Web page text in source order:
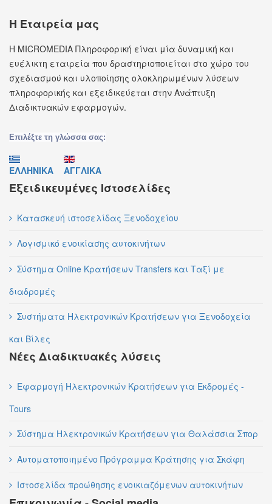
Η Εταιρεία μας
Η MICROMEDIA Πληροφορική είναι μία δυναμική και
ευέλικτη εταιρεία που δραστηριοποιείται στο χώρο του
σχεδιασμού και υλοποίησης ολοκληρωμένων λύσεων
πληροφορικής και εξειδικεύεται στην Ανάπτυξη
Διαδικτυακών εφαρμογών.
Επιλέξτε τη γλώσσα σας:
ΕΛΛΗΝΙΚΑ ΑΓΓΛΙΚΑ
Εξειδικευμένες Ιστοσελίδες
Κατασκευή ιστοσελίδας Ξενοδοχείου
Λογισμικό ενοικίασης αυτοκινήτων
Σύστημα Online Κρατήσεων Transfers και Ταξί με
διαδρομές
Συστήματα Ηλεκτρονικών Κρατήσεων για Ξενοδοχεία
και Βίλες
Νέες Διαδικτυακές λύσεις
Εφαρμογή Ηλεκτρονικών Κρατήσεων για Εκδρομές -
Tours
Σύστημα Ηλεκτρονικών Κρατήσεων για Θαλάσσια Σπορ
Αυτοματοποιημένο Πρόγραμμα Κράτησης για Σκάφη
Ιστοσελίδα προώθησης ενοικιαζόμενων αυτοκινήτων